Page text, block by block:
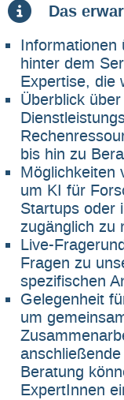
Das
Informationen
hinter dem
Expertise, die
Überblick
bis hin zu
Möglichkeiten
um KI für
Startups oder
zugänglich zu
Live-
Fragen zu
spezifischen
Gelegenheit
um
Beratung
ExpertInnen